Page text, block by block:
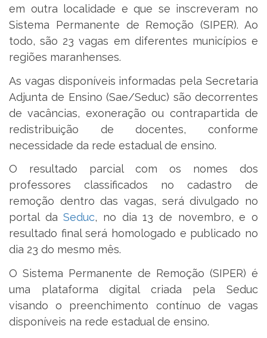
em outra localidade e que se inscreveram no
Sistema Permanente de Remoção (SIPER). Ao
todo, são 23 vagas em diferentes municípios e
regiões maranhenses.
As vagas disponíveis informadas pela Secretaria
Adjunta de Ensino (Sae/Seduc) são decorrentes
de vacâncias, exoneração ou contrapartida de
redistribuição de docentes, conforme
necessidade da rede estadual de ensino.
O resultado parcial com os nomes dos
professores classificados no cadastro de
remoção dentro das vagas, será divulgado no
portal daSeduc, no dia 13 de novembro, e o
resultado final será homologado e publicado no
dia 23 do mesmo mês.
O Sistema Permanente de Remoção (SIPER) é
uma plataforma digital criada pela Seduc
visando o preenchimento contínuo de vagas
disponíveis na rede estadual de ensino.